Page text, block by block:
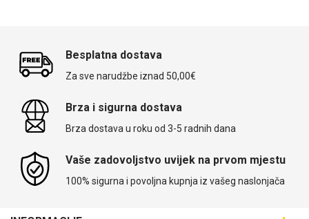
Besplatna dostava
Za sve narudžbe iznad 50,00€
Brza i sigurna dostava
Brza dostava u roku od 3-5 radnih dana
Vaše zadovoljstvo uvijek na prvom mjestu
100% sigurna i povoljna kupnja iz vašeg naslonjača